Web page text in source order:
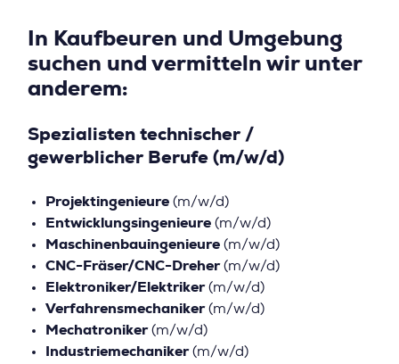
In Kaufbeuren und Umgebung
suchen und vermitteln wir unter
anderem:
Spezialisten technischer /
gewerblicher Berufe (m/w/d)
Projektingenieure (m/w/d)
Entwicklungsingenieure (m/w/d)
Maschinenbauingenieure (m/w/d)
CNC-Fräser/CNC-Dreher(m/w/d)
Elektroniker/Elektriker(m/w/d)
Verfahrensmechaniker(m/w/d)
Mechatroniker(m/w/d)
Industriemechaniker(m/w/d)